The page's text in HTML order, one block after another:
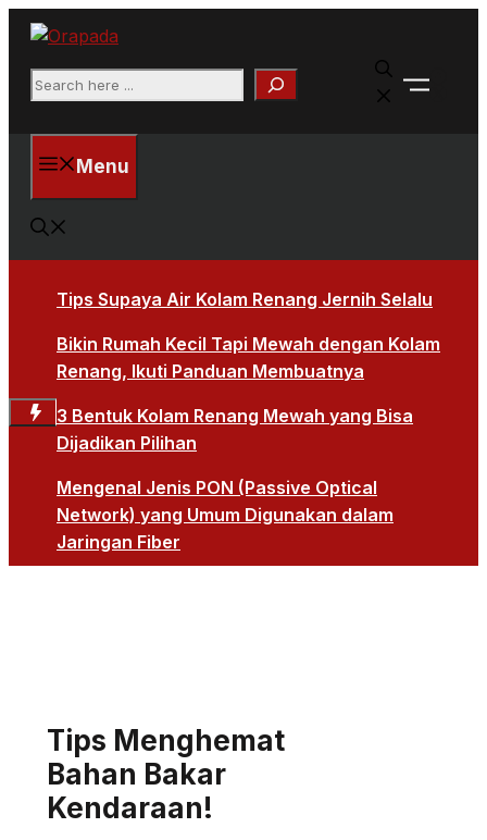
Langsung
Search
X
Menu
Tips Supaya Air Kolam Renang Jernih Selalu
Bikin Rumah Kecil Tapi Mewah dengan Kolam
Renang, Ikuti Panduan Membuatnya
3 Bentuk Kolam Renang Mewah yang Bisa
Dijadikan Pilihan
Mengenal Jenis PON (Passive Optical
Network) yang Umum Digunakan dalam
Jaringan Fiber
Tips Menghemat
Bahan Bakar
Kendaraan!